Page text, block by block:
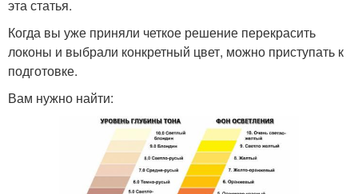
эта статья.
Когда вы уже приняли четкое решение перекрасить
локоны и выбрали конкретный цвет, можно приступать к
подготовке.
Вам нужно найти: